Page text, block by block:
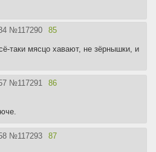
№117290 85
таки мясцо хавают, не зёрнышки, и
№117291 86
№117293 87